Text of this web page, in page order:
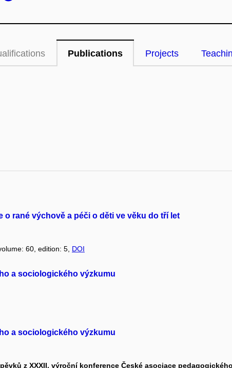
Publications Projects
o rané výchově a péči o děti ve věku do tří let
60, edition: 5, DOI
a sociologického výzkumu
a sociologického výzkumu
z XXXII. výroční konference České asociace